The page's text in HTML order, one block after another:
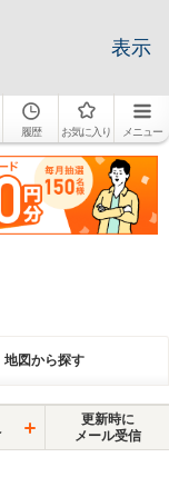
表示
履歴 お気に入り メニュー
地図から探す
更新時に
メール受信